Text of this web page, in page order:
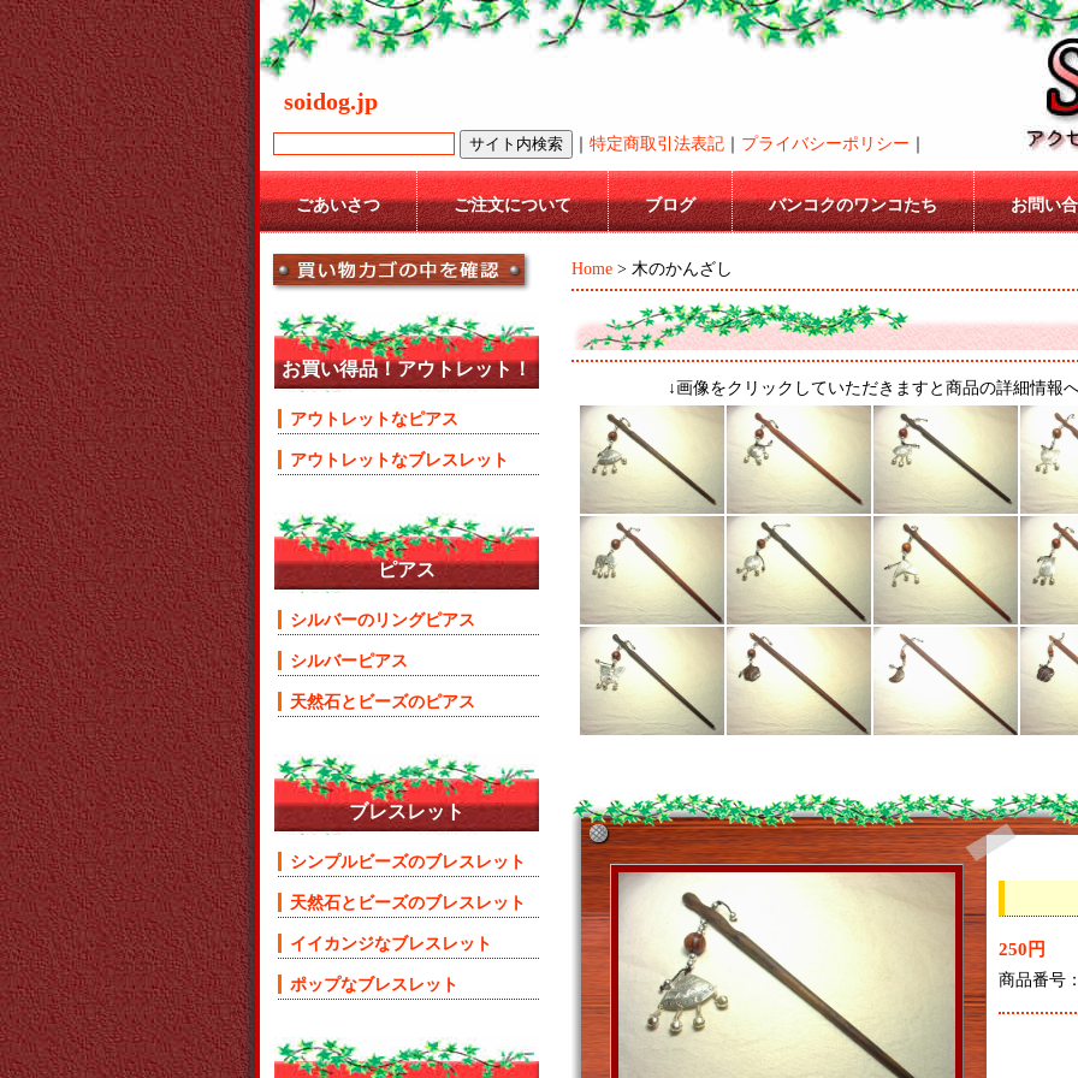
soidog.jp
｜ 特定商取引法表記 ｜ プライバシーポリシー ｜
ごあいさつ ご注文について ブログ バンコクのワンコたち お問い
Home > 木のかんざし
↓画像をクリックしていただきますと商品の詳細情報
250円
商品番号
お買い得品！アウトレット！
アウトレットなピアス
アウトレットなブレスレット
ピアス
シルバーのリングピアス
シルバーピアス
天然石とビーズのピアス
ブレスレット
シンプルビーズのブレスレット
天然石とビーズのブレスレット
イイカンジなブレスレット
ポップなブレスレット